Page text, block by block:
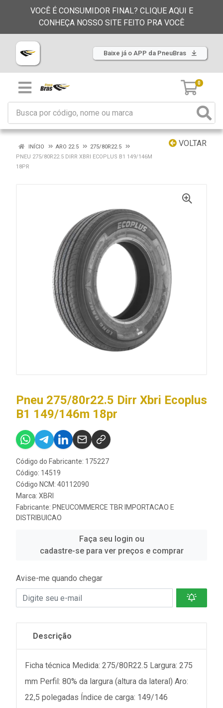
VOCÊ É CONSUMIDOR FINAL? CLIQUE AQUI E
CONHEÇA NOSSO SITE FEITO PRA VOCÊ
Baixe já o APP da PneuBras
0
VOLTAR
INÍCIO ARO 22.5
275/80R22.5
PNEU 275/80R22.5 DIRR XBRI ECOPLUS B1 149/146M
18PR
Pneu 275/80r22.5 Dirr Xbri Ecoplus
B1 149/146m 18pr
Código do Fabricante: 175227
Código: 14519
Código NCM: 40112090
Marca: XBRI
Fabricante: PNEUCOMMERCE TBR IMPORTACAO E
DISTRIBUICAO
Faça seu login ou
cadastre-se para ver preços e comprar
Avise-me quando chegar
Descrição
Ficha técnica Medida: 275/80R22.5 Largura: 275
mm Perfil: 80% da largura (altura da lateral) Aro:
22,5 polegadas Índice de carga: 149/146